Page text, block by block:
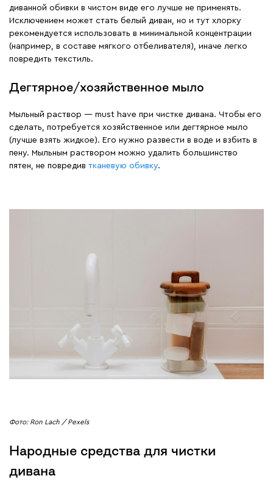
диванной обивки в чистом виде его лучше не применять.
Исключением может стать белый диван, но и тут хлорку
рекомендуется использовать в минимальной концентрации
(например, в составе мягкого отбеливателя), иначе легко
повредить текстиль.
Дегтярное/хозяйственное мыло
Мыльный раствор — must have при чистке дивана. Чтобы его
сделать, потребуется хозяйственное или дегтярное мыло
(лучше взять жидкое). Его нужно развести в воде и взбить в
пену. Мыльным раствором можно удалить большинство
пятен, не повредив тканевую обивку.
Фото: Ron Lach / Pexels
Народные средства для чистки
дивана